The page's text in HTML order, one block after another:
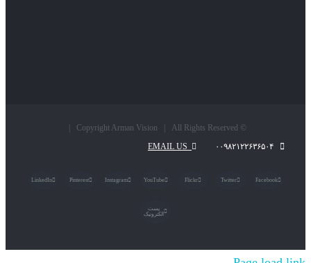
© Copyright Arman Vision | All Rights Reserved |
Facebook
Twitter
Flickr
YouTube
Instagram
Pinterest
LinkedIn
پست
الکترونیک